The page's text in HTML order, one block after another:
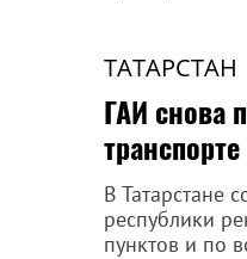
ТАТАРСТАН
ГАИ снова
транспорте
В Татарстане
республики
пунктов и по